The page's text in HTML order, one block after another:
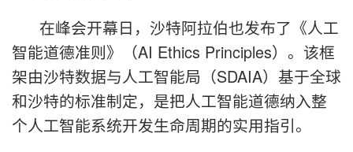
在峰会开幕日，沙特阿拉伯也发布了《人工
智能道德准则》（AI Ethics Principles）。该框
架由沙特数据与人工智能局（SDAIA）基于全球
和沙特的标准制定，是把人工智能道德纳入整
个人工智能系统开发生命周期的实用指引。